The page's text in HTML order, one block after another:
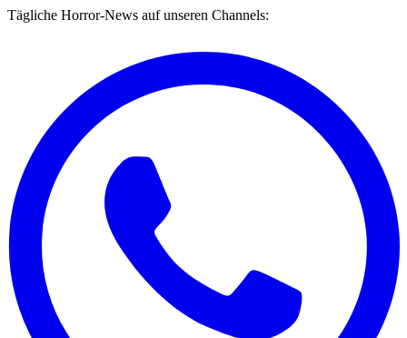
Tägliche Horror-News auf unseren Channels: